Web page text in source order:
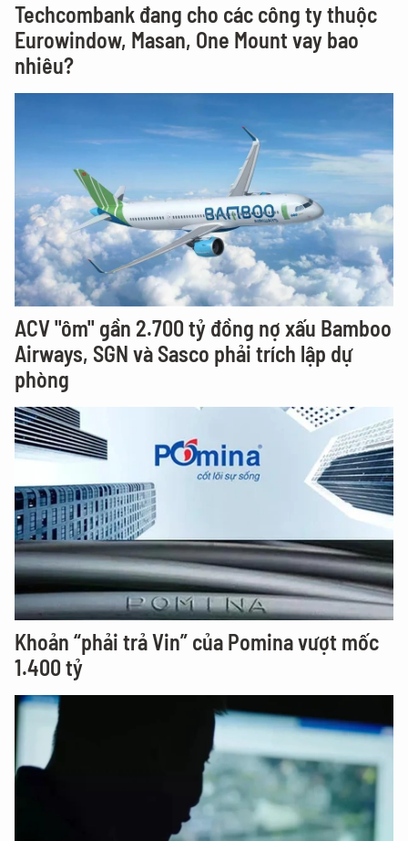
Techcombank đang cho các công ty thuộc
Eurowindow, Masan, One Mount vay bao
nhiêu?
ACV "ôm" gần 2.700 tỷ đồng nợ xấu Bamboo
Airways, SGN và Sasco phải trích lập dự
phòng
Khoản “phải trả Vin” của Pomina vượt mốc
1.400 tỷ